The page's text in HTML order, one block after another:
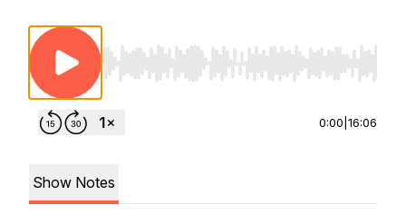
Use Left/Right to seek, Home/End to jump
0:00 16:06
Show Notes